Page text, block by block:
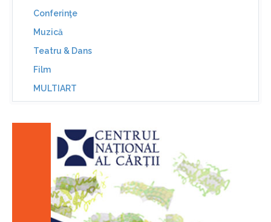
Conferinţe
Muzică
Teatru & Dans
Film
MULTIART